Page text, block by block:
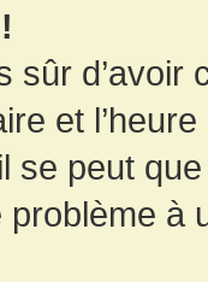
sûr d’avoir
et
se peut
problème à